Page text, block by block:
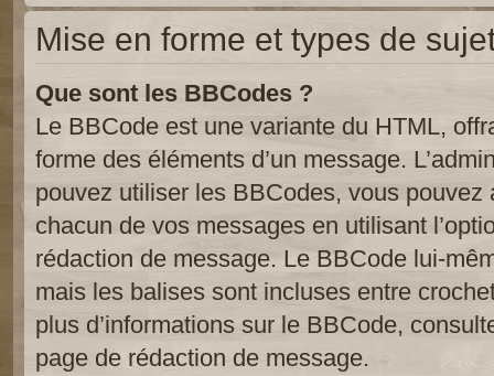
Mise en forme et types de
Que sont les BBCodes ?
Le BBCode est une variante du HTML,
forme des éléments d’un message.
pouvez utiliser les BBCodes, vous
chacun de vos messages en utilisant
rédaction de message. Le BBCode lui-
mais les balises sont incluses entre
plus d’informations sur le BBCode,
page de rédaction de message.